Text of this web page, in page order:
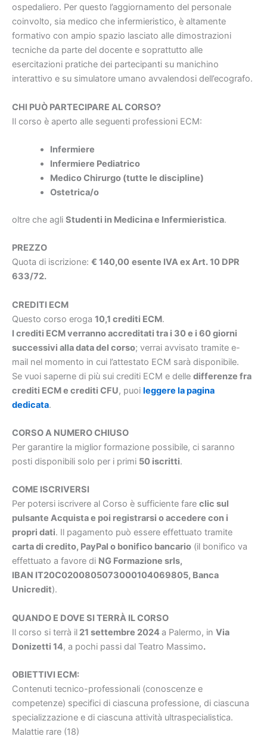
ospedaliero. Per questo l’aggiornamento del personale
coinvolto, sia medico che infermieristico, è altamente
formativo con ampio spazio lasciato alle dimostrazioni
tecniche da parte del docente e soprattutto alle
esercitazioni pratiche dei partecipanti su manichino
interattivo e su simulatore umano avvalendosi dell’ecografo.
CHI PUÒ PARTECIPARE AL CORSO?
Il corso è aperto alle seguenti professioni ECM:
Infermiere
Infermiere Pediatrico
Medico Chirurgo (tutte le discipline)
Ostetrica/o
oltre che agli Studenti in Medicina e Infermieristica.
PREZZO
Quota di iscrizione: € 140,00 esente IVA ex Art. 10 DPR
633/72.
CREDITI ECM
Questo corso eroga 10,1 crediti ECM.
I crediti ECM verranno accreditati tra i 30 e i 60 giorni
successivi alla data del corso; verrai avvisato tramite e-
mail nel momento in cui l’attestato ECM sarà disponibile.
Se vuoi saperne di più sui crediti ECM e delle differenze fra
crediti ECM e crediti CFU, puoi leggere la pagina
dedicata.
CORSO A NUMERO CHIUSO
Per garantire la miglior formazione possibile, ci saranno
posti disponibili solo per i primi 50 iscritti.
COME ISCRIVERSI
Per potersi iscrivere al Corso è sufficiente fare clic sul
pulsante Acquista e poi registrarsi o accedere con i
propri dati. Il pagamento può essere effettuato tramite
carta di credito, PayPal o bonifico bancario (il bonifico va
effettuato a favore di NG Formazione srls,
IBAN IT20C0200805073000104069805, Banca
Unicredit).
QUANDO E DOVE SI TERRÀ IL CORSO
Il corso si terrà il 21 settembre 2024a Palermo, in Via
Donizetti 14, a pochi passi dal Teatro Massimo.
OBIETTIVI ECM:
Contenuti tecnico-professionali (conoscenze e
competenze) specifici di ciascuna professione, di ciascuna
specializzazione e di ciascuna attività ultraspecialistica.
Malattie rare (18)